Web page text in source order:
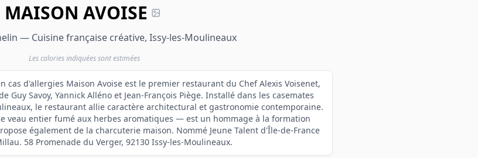
MAISON AVOISE
— Cuisine française créative, Issy-les-Moulineaux
Les calories indiquées sont estimées
d'allergies Maison Avoise est le premier restaurant du Chef Alexis Voisenet,
Guy Savoy, Yannick Alléno et Jean-François Piège. Installé dans les casemates
le restaurant allie caractère architectural et gastronomie contemporaine.
veau entier fumé aux herbes aromatiques — est un hommage à la formation
également de la charcuterie maison. Nommé Jeune Talent d'Île-de-France
58 Promenade du Verger, 92130 Issy-les-Moulineaux.